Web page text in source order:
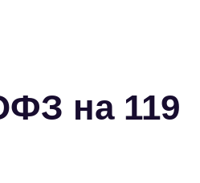
на 119